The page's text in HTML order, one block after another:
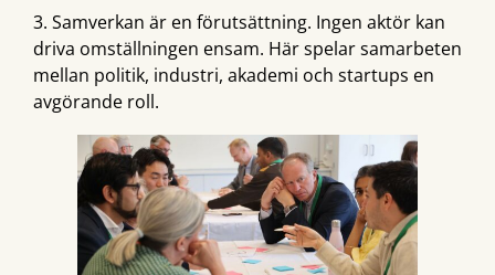
Samverkan är en förutsättning. Ingen aktör kan
driva omställningen ensam. Här spelar samarbeten
mellan politik, industri, akademi och startups en
avgörande roll.